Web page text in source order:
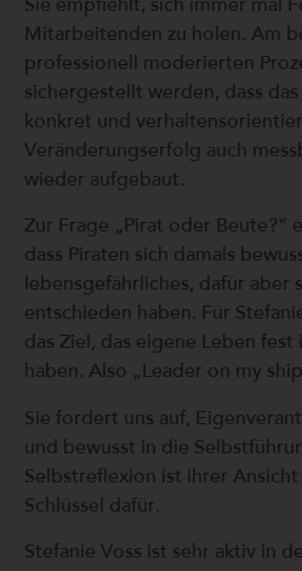
Sie empfiehlt, sich immer mal
Mitarbeitenden zu holen. Am
professionell moderierten
sichergestellt werden, dass
konkret und
Veränderungserfolg auch
wieder aufgebaut.
Zur Frage „Pirat oder Beute?“
dass Piraten sich damals
lebensgefährliches, dafür aber
entschieden haben. Für
das Ziel, das eigene Leben
haben. Also „Leader on my
Sie fordert uns auf,
und bewusst in die
Selbstreflexion ist ihrer
Schlüssel dafür.
Stefanie Voss ist sehr aktiv in